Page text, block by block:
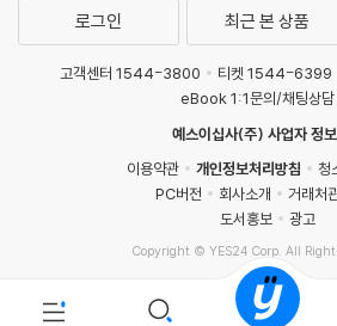
로그인 최근 본 상품
고객센터 1544-3800 티켓 1544-6399
eBook 1:1문의/채팅상담
예스이십사(주) 사업자 정보
이용약관
개인정보처리방침
청
PC버전
회사소개
거래처
도서홍보
광고
Copyright © YES24 Corp. All